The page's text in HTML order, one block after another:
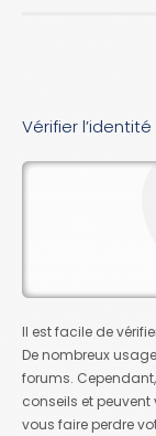
Vérifier
Il est facile de
De nombreux
forums.
conseils et
vous faire perdre